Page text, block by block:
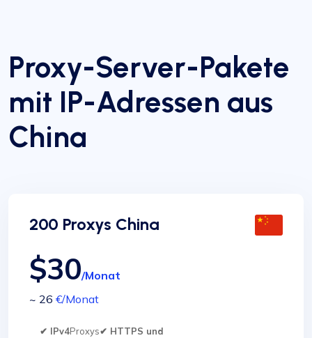
Proxy-Server-Pakete
mit IP-Adressen aus
China
200 Proxys China
$30/Monat
~ 26 €/Monat
✔ IPv4Proxys✔ HTTPS und